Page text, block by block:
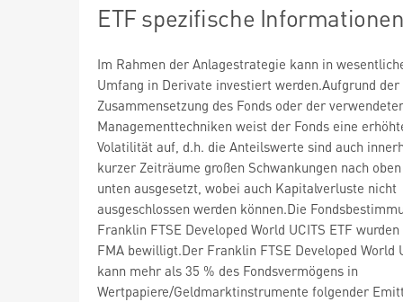
ETF spezifische
Im Rahmen der Anlagestrategie kann in
Umfang in Derivate investiert werden.Aufgrund der
Zusammensetzung des Fonds oder der
Managementtechniken weist der Fonds eine
Volatilität auf, d.h. die Anteilswerte sind auch
kurzer Zeiträume großen Schwankungen nach
unten ausgesetzt, wobei auch Kapitalverluste nicht
ausgeschlossen werden können.Die
Franklin FTSE Developed World UCITS ETF
FMA bewilligt.Der Franklin FTSE Developed World
kann mehr als 35 % des Fondsvermögens in
Wertpapiere/Geldmarktinstrumente folgender